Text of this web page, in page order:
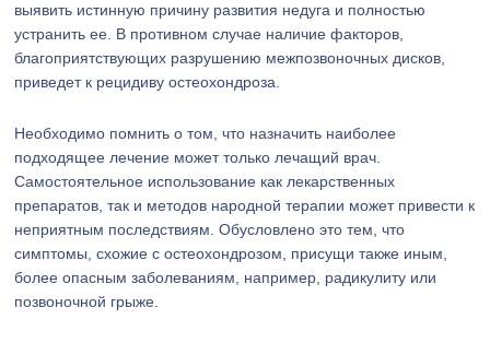
выявить истинную причину развития недуга и полностью
устранить ее. В противном случае наличие факторов,
благоприятствующих разрушению межпозвоночных дисков,
приведет к рецидиву остеохондроза.
Необходимо помнить о том, что назначить наиболее
подходящее лечение может только лечащий врач.
Самостоятельное использование как лекарственных
препаратов, так и методов народной терапии может привести к
неприятным последствиям. Обусловлено это тем, что
симптомы, схожие с остеохондрозом, присущи также иным,
более опасным заболеваниям, например, радикулиту или
позвоночной грыже.